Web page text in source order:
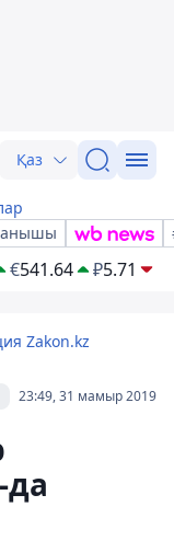
Қаз
€541.64 ₽5.71
Zakon.kz
23:49, 31 мамыр 2019
да